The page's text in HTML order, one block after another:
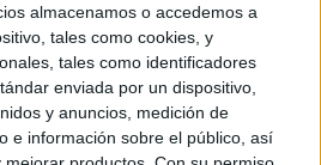
almacenamos o accedemos a
tales como cookies, y
tales como identificadores
enviada por un dispositivo,
y anuncios, medición de
e información sobre el público, así
Ceuta
Privacidad y Cookies